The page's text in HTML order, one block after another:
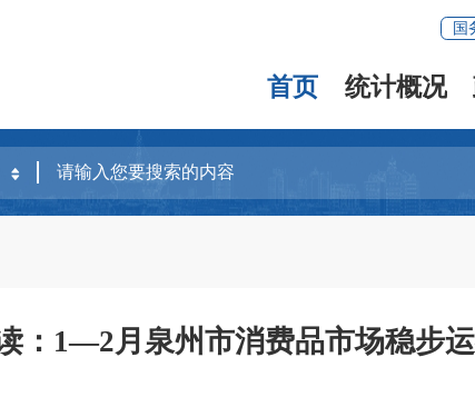
国
首页 统计概况
：1—2月泉州市消费品市场稳步